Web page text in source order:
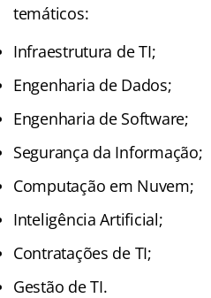
temáticos:
Infraestrutura de TI;
Engenharia de Dados;
Engenharia de Software;
Segurança da Informação;
Computação em Nuvem;
Inteligência Artificial;
Contratações de TI;
Gestão de TI.